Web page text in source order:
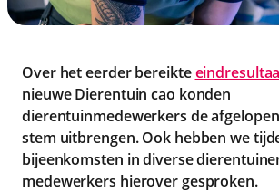
Over het eerder bereikte
nieuwe Dierentuin cao konden
dierentuinmedewerkers de
stem uitbrengen. Ook hebben we
bijeenkomsten in diverse
medewerkers hierover gesproken.